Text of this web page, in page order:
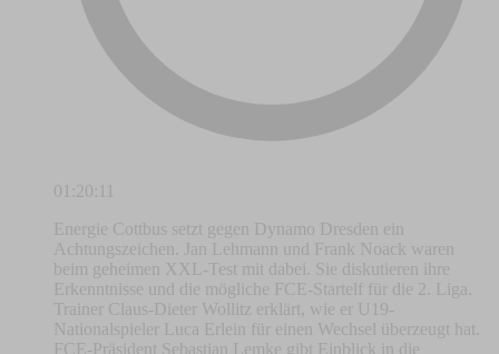
01:20:11
Energie Cottbus setzt gegen Dynamo Dresden ein
Achtungszeichen. Jan Lehmann und Frank Noack waren
beim geheimen XXL-Test mit dabei. Sie diskutieren ihre
Erkenntnisse und die mögliche FCE-Startelf für die 2. Liga.
Trainer Claus-Dieter Wollitz erklärt, wie er U19-
Nationalspieler Luca Erlein für einen Wechsel überzeugt hat.
FCE-Präsident Sebastian Lemke gibt Einblick in die